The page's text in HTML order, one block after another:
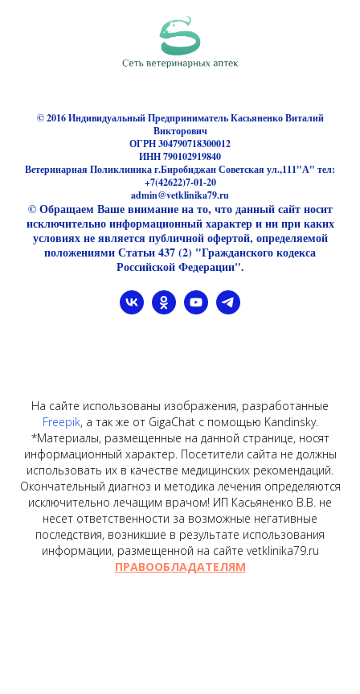
© 2016 Индивидуальный Предприниматель Касьяненко Виталий
Викторович
ОГРН 304790718300012
ИНН 790102919840
Ветеринарная Поликлиника г.Биробиджан Советская ул.,111"А" тел:
+7(42622)7-01-20
admin@vetklinika79.ru
© Обращаем Ваше внимание на то, что данный сайт носит
исключительно информационный характер и ни при каких
условиях не является публичной офертой, определяемой
положениями Статьи 437 (2) "Гражданского кодекса
Российской Федерации".
На сайте использованы изображения, разработанные
Freepik, а так же от GigaChat с помощью Kandinsky.
*Материалы, размещенные на данной странице, носят
информационный характер. Посетители сайта не должны
использовать их в качестве медицинских рекомендаций.
Окончательный диагноз и методика лечения определяются
исключительно лечащим врачом! ИП Касьяненко В.В. не
несет ответственности за возможные негативные
последствия, возникшие в результате использования
информации, размещенной на сайте vetklinika79.ru
ПРАВООБЛАДАТЕЛЯМ